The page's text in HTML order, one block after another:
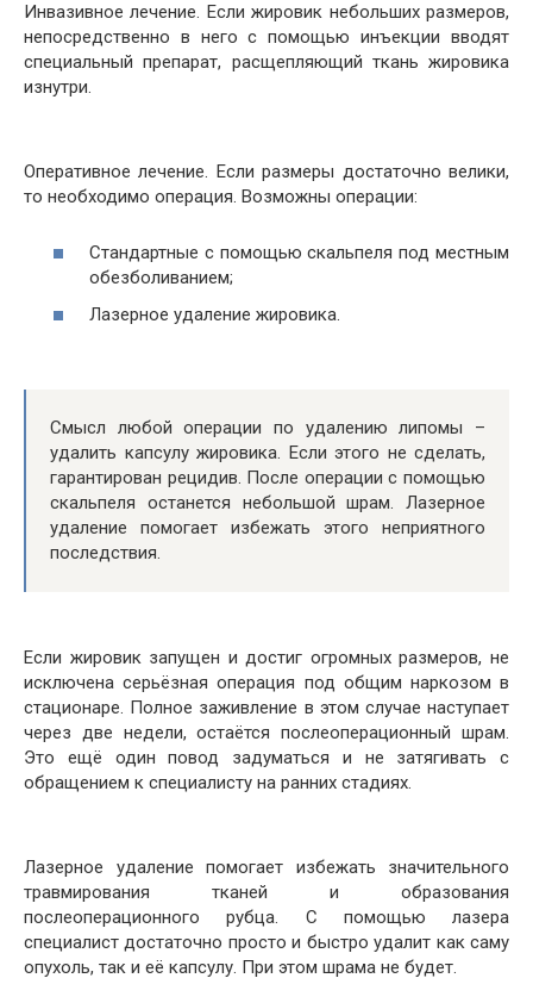
Инвазивное лечение. Если жировик небольших размеров,
непосредственно в него с помощью инъекции вводят
специальный препарат, расщепляющий ткань жировика
изнутри.
Оперативное лечение. Если размеры достаточно велики,
то необходимо операция. Возможны операции:
Стандартные с помощью скальпеля под местным
обезболиванием;
Лазерное удаление жировика.
Смысл любой операции по удалению липомы –
удалить капсулу жировика. Если этого не сделать,
гарантирован рецидив. После операции с помощью
скальпеля останется небольшой шрам. Лазерное
удаление помогает избежать этого неприятного
последствия.
Если жировик запущен и достиг огромных размеров, не
исключена серьёзная операция под общим наркозом в
стационаре. Полное заживление в этом случае наступает
через две недели, остаётся послеоперационный шрам.
Это ещё один повод задуматься и не затягивать с
обращением к специалисту на ранних стадиях.
Лазерное удаление помогает избежать значительного
травмирования тканей и образования
послеоперационного рубца. С помощью лазера
специалист достаточно просто и быстро удалит как саму
опухоль, так и её капсулу. При этом шрама не будет.